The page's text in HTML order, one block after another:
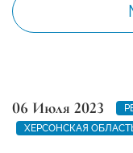
06 Июля 2023
ХЕРСОНСКАЯ